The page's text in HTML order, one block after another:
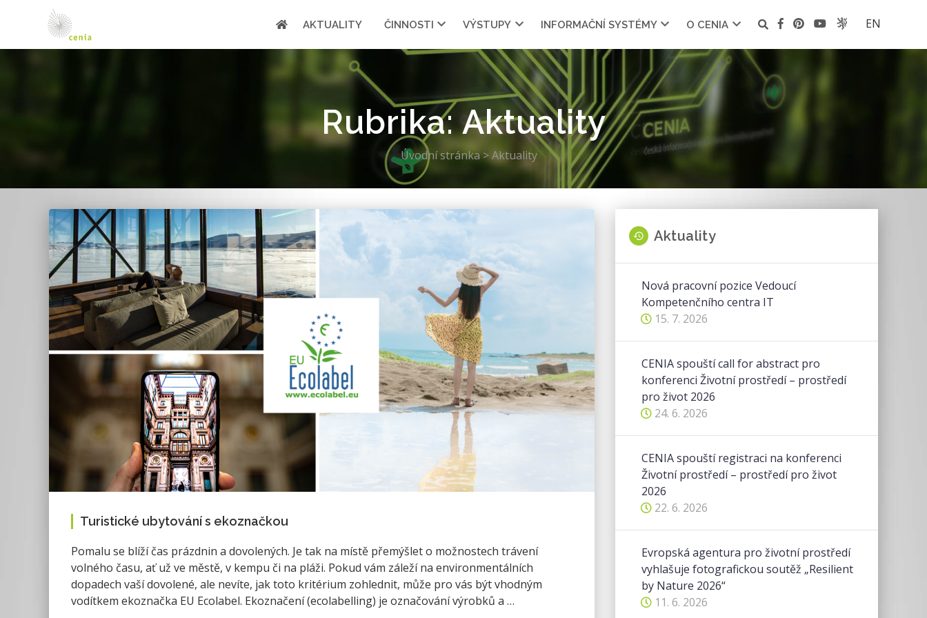
AKTUALITY ČINNOSTI VÝSTUPY INFORMAČNÍ SYSTÉMY O CENIA EN
Rubrika:Aktuality
Úvodní stránka>Aktuality
Turistické ubytování s ekoznačkou
Pomalu se blíží čas prázdnin a dovolených. Je tak na místě přemýšlet o možnostech trávení
volného času, ať už ve městě, v kempu či na pláži. Pokud vám záleží na environmentálních
dopadech vaší dovolené, ale nevíte, jak toto kritérium zohlednit, může pro vás být vhodným
vodítkem ekoznačka EU Ecolabel. Ekoznačení (ecolabelling) je označování výrobků a …
Aktuality
Nová pracovní pozice Vedoucí
Kompetenčního centra IT
15. 7. 2026
CENIA spouští call for abstract pro
konferenci Životní prostředí – prostředí
pro život 2026
24. 6. 2026
CENIA spouští registraci na konferenci
Životní prostředí – prostředí pro život
2026
22. 6. 2026
Evropská agentura pro životní prostředí
vyhlašuje fotografickou soutěž „Resilient
by Nature 2026“
11. 6. 2026